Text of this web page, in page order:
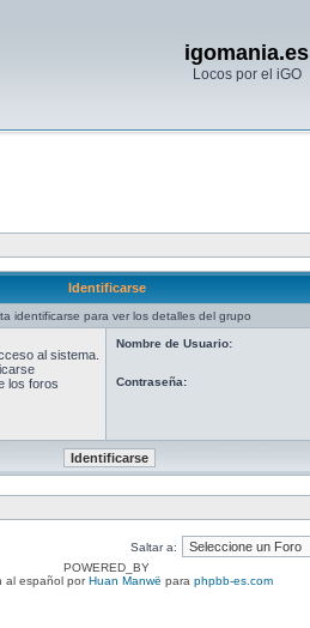
igomania.es
Locos por el iGO
Identificarse
identificarse para ver los detalles del grupo
al sistema.
los foros
Nombre de Usuario:
Contraseña:
Saltar a:
POWERED_BY
al español porHuan Manwë para phpbb-es.com